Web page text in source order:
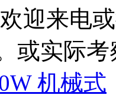
迎来电
或实际考
机械式